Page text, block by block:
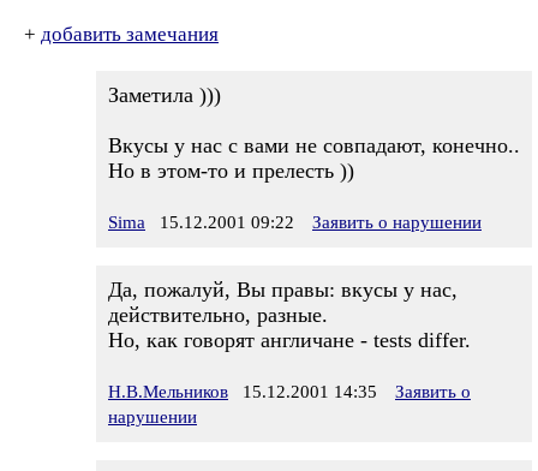
+ добавить замечания
Заметила )))
Вкусы у нас с вами не совпадают, конечно..
Но в этом-то и прелесть ))
Sima 15.12.2001 09:22 Заявить о нарушении
Да, пожалуй, Вы правы: вкусы у нас,
действительно, разные.
Но, как говорят англичане - tests differ.
Н.В.Мельников 15.12.2001 14:35
Заявить о
нарушении